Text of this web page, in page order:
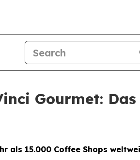
Gourmet:
als 15.000 Coffee Shops